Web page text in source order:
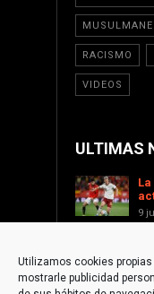
Utilizamos cookies
mostrarle publicidad
RACISMO
VIDEOS
ULTIMAS
9
17